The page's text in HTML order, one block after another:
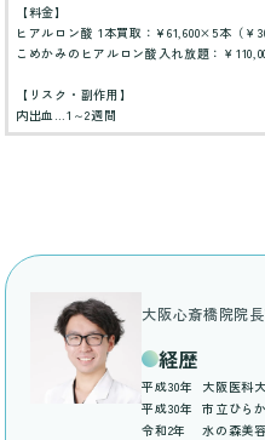
【料金】
ヒアルロン酸 1本買取：¥61,600×5本（￥
こめかみのヒアルロン酸入れ放題：￥
【リスク・副作用】
内出血…1～2週間
大阪心斎橋院院長
経歴
平成30年
大阪医科
平成30年
市立ひら
令和2年
水の森美